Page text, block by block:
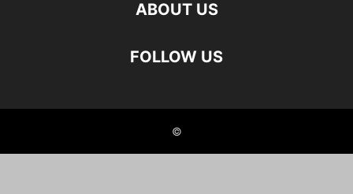
ABOUT US
FOLLOW US
©